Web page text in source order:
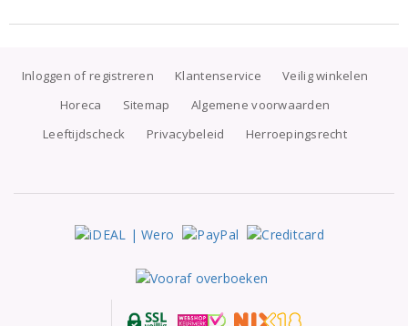
Inloggen of registreren Klantenservice
Veilig winkelen
Horeca
Sitemap
Algemene voorwaarden
Leeftijdscheck
Privacybeleid Herroepingsrecht